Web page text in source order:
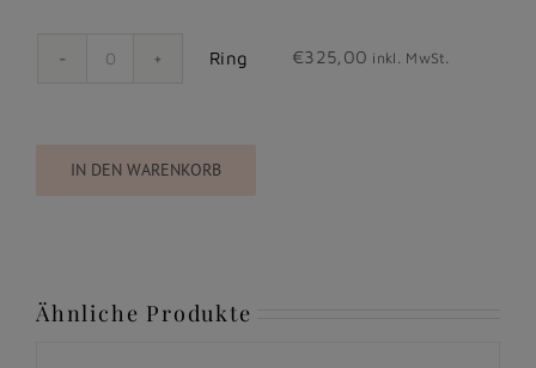
Ring
Ring €325,00 inkl. MwSt.
IN DEN WARENKORB
Ähnliche Produkte